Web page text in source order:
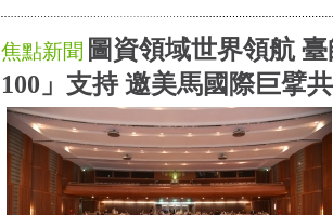
焦點新聞 圖資領域世界領航
100」支持 邀美馬國際巨擘